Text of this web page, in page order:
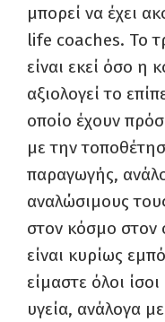
μπορεί να έχει
life coaches. Το
είναι εκεί όσο η
αξιολογεί το
οποίο έχουν
με την
παραγωγής,
αναλώσιμους
στον κόσμο στον
είναι κυρίως
είμαστε όλοι
υγεία, ανάλογα